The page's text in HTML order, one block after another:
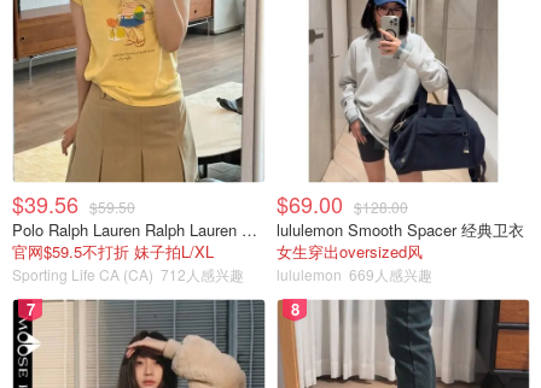
$39.56 $59.50
Polo Ralph Lauren Ralph Lauren Polo Bear 女童棉T恤 染色 1件
官网$59.5不打折 妹子拍L/XL
Sporting Life CA (CA) 712人感兴趣
$69.00 $128.00
lululemon Smooth Spacer 经典卫衣
女生穿出oversized风
lululemon 669人感兴趣
7 8